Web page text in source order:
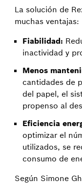
La solución de
muchas ventajas:
Fiabilidad:
inactividad y
Menos
cantidades de
del papel, el
propenso al
Eficiencia
optimizar el
utilizados, se
consumo de
Según Simone